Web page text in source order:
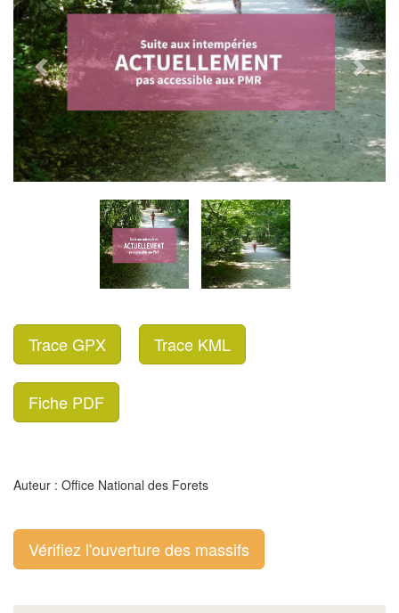
Trace GPX Trace KML
Fiche PDF
Auteur : Office National des Forets
Vérifiez l'ouverture des massifs